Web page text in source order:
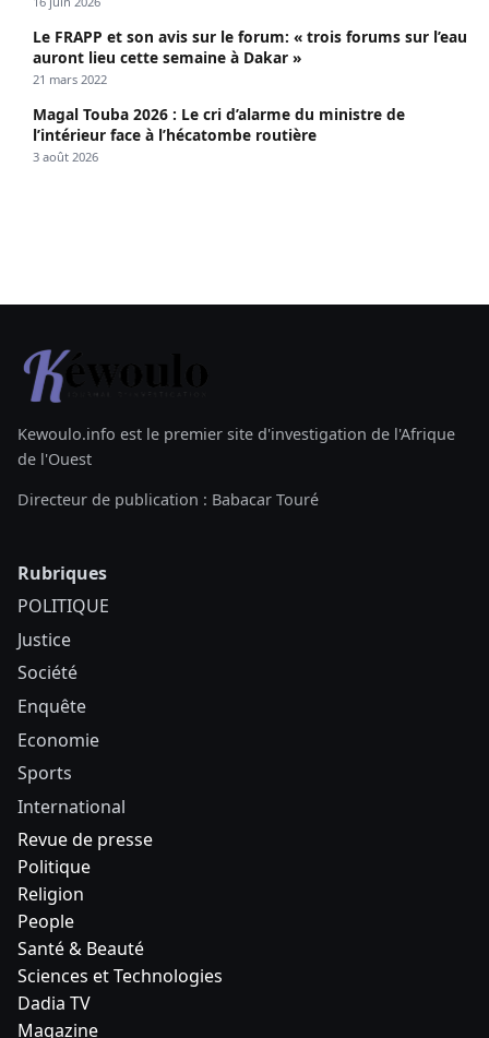
Le FRAPP et son avis sur le forum: « trois forums sur l’eau
auront lieu cette semaine à Dakar »
21 mars 2022
Magal Touba 2026 : Le cri d’alarme du ministre de
l’intérieur face à l’hécatombe routière
3 août 2026
Kewoulo.info est le premier site d'investigation de l'Afrique
de l'Ouest
Directeur de publication : Babacar Touré
Rubriques
POLITIQUE
Justice
Société
Enquête
Economie
Sports
International
Revue de presse
Politique
Religion
People
Santé & Beauté
Sciences et Technologies
Dadia TV
Magazine